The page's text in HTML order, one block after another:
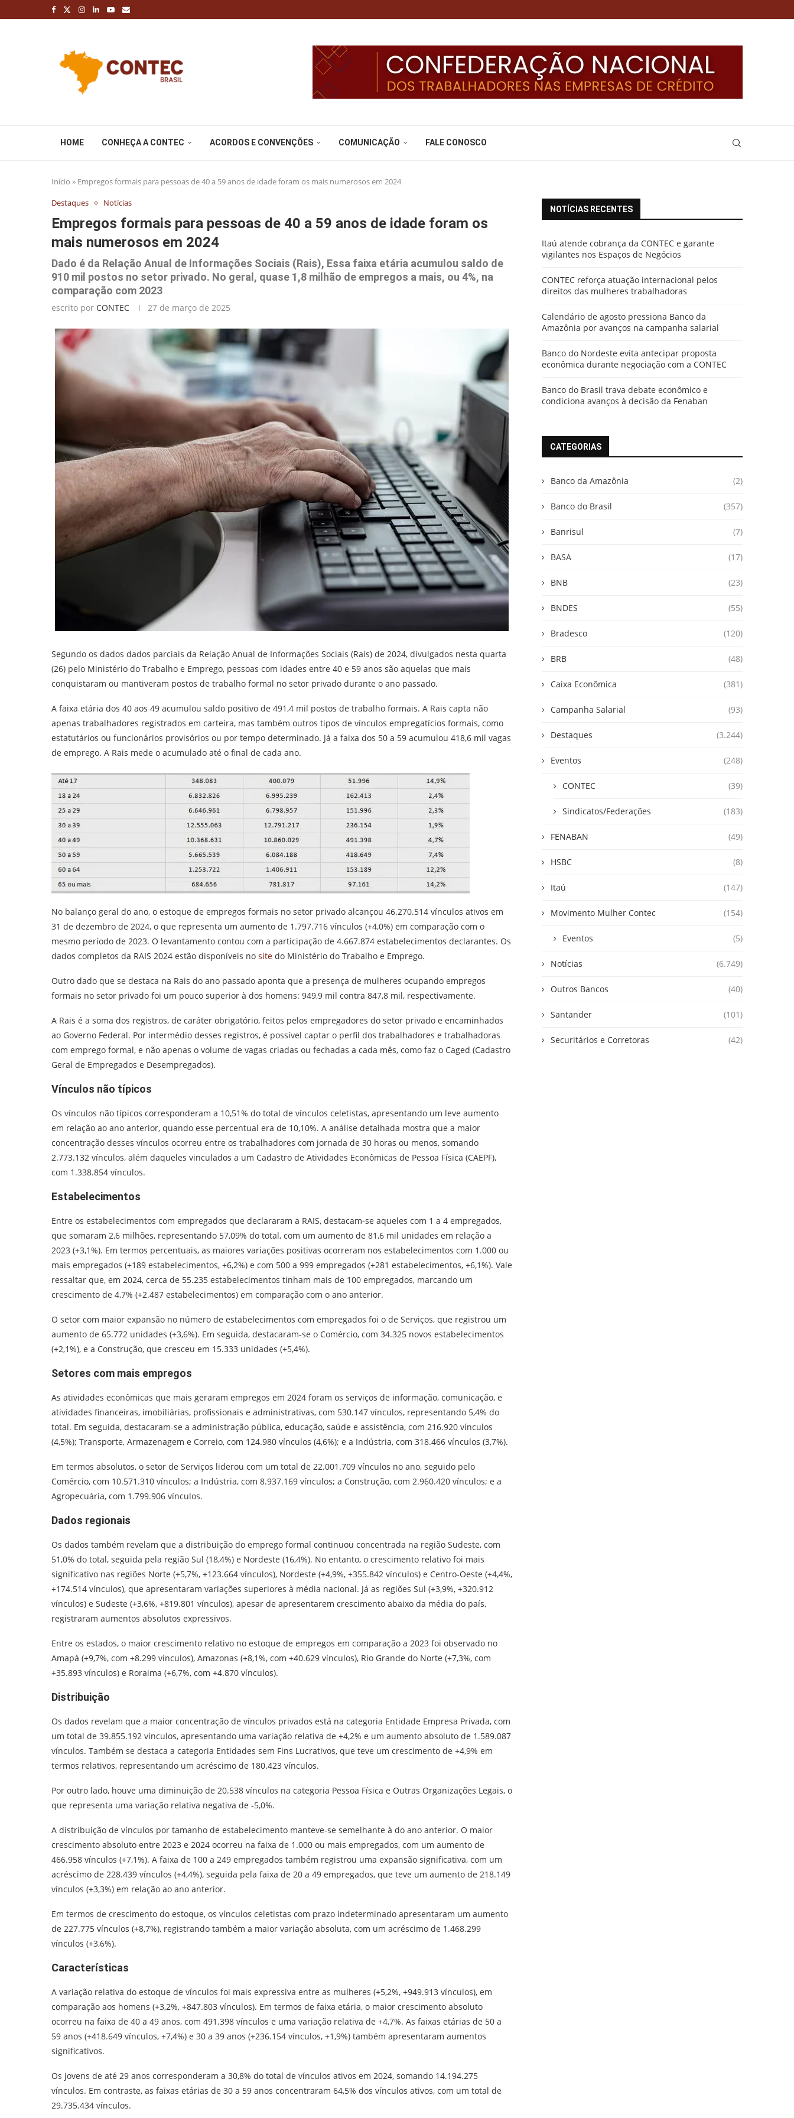
HOME CONHEÇA A CONTEC ACORDOS E CONVENÇÕES COMUNICAÇÃO FALE CONOSCO
Início » Empregos formais para pessoas de 40 a 59 anos de idade foram os mais numerosos em 2024
Destaques
Notícias
Empregos formais para pessoas de 40 a 59 anos de idade foram os
mais numerosos em 2024
Dado é da Relação Anual de Informações Sociais (Rais), Essa faixa etária acumulou saldo de
910 mil postos no setor privado. No geral, quase 1,8 milhão de empregos a mais, ou 4%, na
comparação com 2023
escrito por CONTEC 27 de março de 2025
Segundo os dados dados parciais da Relação Anual de Informações Sociais (Rais) de 2024, divulgados nesta quarta
(26) pelo Ministério do Trabalho e Emprego, pessoas com idades entre 40 e 59 anos são aquelas que mais
conquistaram ou mantiveram postos de trabalho formal no setor privado durante o ano passado.
A faixa etária dos 40 aos 49 acumulou saldo positivo de 491,4 mil postos de trabalho formais. A Rais capta não
apenas trabalhadores registrados em carteira, mas também outros tipos de vínculos empregatícios formais, como
estatutários ou funcionários provisórios ou por tempo determinado. Já a faixa dos 50 a 59 acumulou 418,6 mil vagas
de emprego. A Rais mede o acumulado até o final de cada ano.
No balanço geral do ano, o estoque de empregos formais no setor privado alcançou 46.270.514 vínculos ativos em
31 de dezembro de 2024, o que representa um aumento de 1.797.716 vínculos (+4,0%) em comparação com o
mesmo período de 2023. O levantamento contou com a participação de 4.667.874 estabelecimentos declarantes. Os
dados completos da RAIS 2024 estão disponíveis no site do Ministério do Trabalho e Emprego.
Outro dado que se destaca na Rais do ano passado aponta que a presença de mulheres ocupando empregos
formais no setor privado foi um pouco superior à dos homens: 949,9 mil contra 847,8 mil, respectivamente.
A Rais é a soma dos registros, de caráter obrigatório, feitos pelos empregadores do setor privado e encaminhados
ao Governo Federal. Por intermédio desses registros, é possível captar o perfil dos trabalhadores e trabalhadoras
com emprego formal, e não apenas o volume de vagas criadas ou fechadas a cada mês, como faz o Caged (Cadastro
Geral de Empregados e Desempregados).
Vínculos não típicos
Os vínculos não típicos corresponderam a 10,51% do total de vínculos celetistas, apresentando um leve aumento
em relação ao ano anterior, quando esse percentual era de 10,10%. A análise detalhada mostra que a maior
concentração desses vínculos ocorreu entre os trabalhadores com jornada de 30 horas ou menos, somando
2.773.132 vínculos, além daqueles vinculados a um Cadastro de Atividades Econômicas de Pessoa Física (CAEPF),
com 1.338.854 vínculos.
Estabelecimentos
Entre os estabelecimentos com empregados que declararam a RAIS, destacam-se aqueles com 1 a 4 empregados,
que somaram 2,6 milhões, representando 57,09% do total, com um aumento de 81,6 mil unidades em relação a
2023 (+3,1%). Em termos percentuais, as maiores variações positivas ocorreram nos estabelecimentos com 1.000 ou
mais empregados (+189 estabelecimentos, +6,2%) e com 500 a 999 empregados (+281 estabelecimentos, +6,1%). Vale
ressaltar que, em 2024, cerca de 55.235 estabelecimentos tinham mais de 100 empregados, marcando um
crescimento de 4,7% (+2.487 estabelecimentos) em comparação com o ano anterior.
O setor com maior expansão no número de estabelecimentos com empregados foi o de Serviços, que registrou um
aumento de 65.772 unidades (+3,6%). Em seguida, destacaram-se o Comércio, com 34.325 novos estabelecimentos
(+2,1%), e a Construção, que cresceu em 15.333 unidades (+5,4%).
Setores com mais empregos
As atividades econômicas que mais geraram empregos em 2024 foram os serviços de informação, comunicação, e
atividades financeiras, imobiliárias, profissionais e administrativas, com 530.147 vínculos, representando 5,4% do
total. Em seguida, destacaram-se a administração pública, educação, saúde e assistência, com 216.920 vínculos
(4,5%); Transporte, Armazenagem e Correio, com 124.980 vínculos (4,6%); e a Indústria, com 318.466 vínculos (3,7%).
Em termos absolutos, o setor de Serviços liderou com um total de 22.001.709 vínculos no ano, seguido pelo
Comércio, com 10.571.310 vínculos; a Indústria, com 8.937.169 vínculos; a Construção, com 2.960.420 vínculos; e a
Agropecuária, com 1.799.906 vínculos.
Dados regionais
Os dados também revelam que a distribuição do emprego formal continuou concentrada na região Sudeste, com
51,0% do total, seguida pela região Sul (18,4%) e Nordeste (16,4%). No entanto, o crescimento relativo foi mais
significativo nas regiões Norte (+5,7%, +123.664 vínculos), Nordeste (+4,9%, +355.842 vínculos) e Centro-Oeste (+4,4%,
+174.514 vínculos), que apresentaram variações superiores à média nacional. Já as regiões Sul (+3,9%, +320.912
vínculos) e Sudeste (+3,6%, +819.801 vínculos), apesar de apresentarem crescimento abaixo da média do país,
registraram aumentos absolutos expressivos.
Entre os estados, o maior crescimento relativo no estoque de empregos em comparação a 2023 foi observado no
Amapá (+9,7%, com +8.299 vínculos), Amazonas (+8,1%, com +40.629 vínculos), Rio Grande do Norte (+7,3%, com
+35.893 vínculos) e Roraima (+6,7%, com +4.870 vínculos).
Distribuição
Os dados revelam que a maior concentração de vínculos privados está na categoria Entidade Empresa Privada, com
um total de 39.855.192 vínculos, apresentando uma variação relativa de +4,2% e um aumento absoluto de 1.589.087
vínculos. Também se destaca a categoria Entidades sem Fins Lucrativos, que teve um crescimento de +4,9% em
termos relativos, representando um acréscimo de 180.423 vínculos.
Por outro lado, houve uma diminuição de 20.538 vínculos na categoria Pessoa Física e Outras Organizações Legais, o
que representa uma variação relativa negativa de -5,0%.
A distribuição de vínculos por tamanho de estabelecimento manteve-se semelhante à do ano anterior. O maior
crescimento absoluto entre 2023 e 2024 ocorreu na faixa de 1.000 ou mais empregados, com um aumento de
466.958 vínculos (+7,1%). A faixa de 100 a 249 empregados também registrou uma expansão significativa, com um
acréscimo de 228.439 vínculos (+4,4%), seguida pela faixa de 20 a 49 empregados, que teve um aumento de 218.149
vínculos (+3,3%) em relação ao ano anterior.
Em termos de crescimento do estoque, os vínculos celetistas com prazo indeterminado apresentaram um aumento
de 227.775 vínculos (+8,7%), registrando também a maior variação absoluta, com um acréscimo de 1.468.299
vínculos (+3,6%).
Características
A variação relativa do estoque de vínculos foi mais expressiva entre as mulheres (+5,2%, +949.913 vínculos), em
comparação aos homens (+3,2%, +847.803 vínculos). Em termos de faixa etária, o maior crescimento absoluto
ocorreu na faixa de 40 a 49 anos, com 491.398 vínculos e uma variação relativa de +4,7%. As faixas etárias de 50 a
59 anos (+418.649 vínculos, +7,4%) e 30 a 39 anos (+236.154 vínculos, +1,9%) também apresentaram aumentos
significativos.
Os jovens de até 29 anos corresponderam a 30,8% do total de vínculos ativos em 2024, somando 14.194.275
vínculos. Em contraste, as faixas etárias de 30 a 59 anos concentraram 64,5% dos vínculos ativos, com um total de
29.735.434 vínculos.
NOTÍCIAS RECENTES
Itaú atende cobrança da CONTEC e garante
vigilantes nos Espaços de Negócios
CONTEC reforça atuação internacional pelos
direitos das mulheres trabalhadoras
Calendário de agosto pressiona Banco da
Amazônia por avanços na campanha salarial
Banco do Nordeste evita antecipar proposta
econômica durante negociação com a CONTEC
Banco do Brasil trava debate econômico e
condiciona avanços à decisão da Fenaban
CATEGORIAS
Banco da Amazônia (2)
Banco do Brasil (357)
Banrisul (7)
BASA (17)
BNB (23)
BNDES (55)
Bradesco (120)
BRB (48)
Caixa Econômica (381)
Campanha Salarial (93)
Destaques (3.244)
Eventos (248)
CONTEC (39)
Sindicatos/Federações (183)
FENABAN (49)
HSBC (8)
Itaú (147)
Movimento Mulher Contec (154)
Eventos (5)
Notícias (6.749)
Outros Bancos (40)
Santander (101)
Securitários e Corretoras (42)